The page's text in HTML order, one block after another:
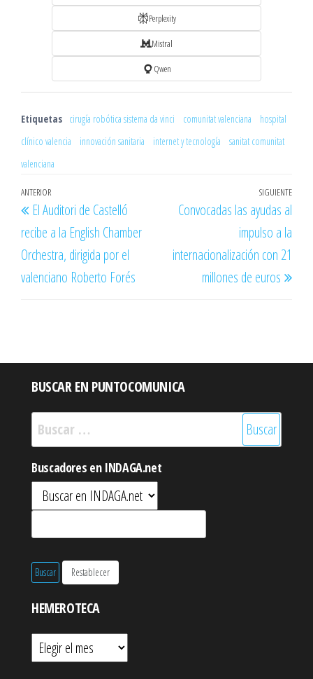
Perplexity
Mistral
Qwen
Etiquetas cirugía robótica sistema da vinci comunitat valenciana
hospital
clínico valencia
innovación sanitaria internet y tecnología
sanitat comunitat
valenciana
Navegación
de
entradas
Entrada
anterior
ANTERIOR
El Auditori de Castelló
recibe a la English Chamber
Orchestra, dirigida por el
valenciano Roberto Forés
SIGUIENTE
Convocadas las ayudas al
impulso a la
internacionalización con 21
millones de euros
BUSCAR EN PUNTOCOMUNICA
Buscar:
Buscadores en INDAGA.net
HEMEROTECA
Hemeroteca